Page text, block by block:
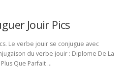
Jouir Pics
Le verbe jouir se conjugue avec
du verbe jouir : Diplome De La
Que Parfait …